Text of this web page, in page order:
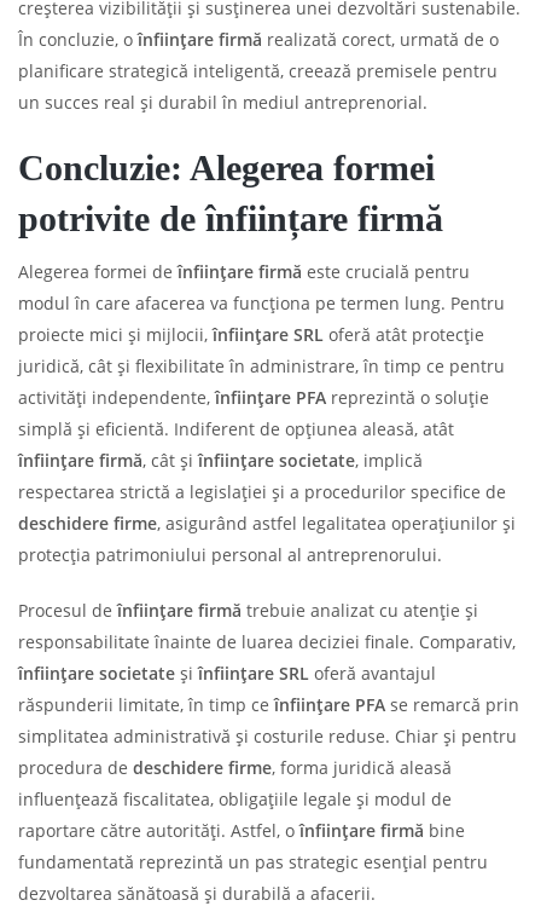
creșterea vizibilității și susținerea unei dezvoltări sustenabile.
În concluzie, oînființare firmă realizată corect, urmată de o
planificare strategică inteligentă, creează premisele pentru
un succes real și durabil în mediul antreprenorial.
Concluzie: Alegerea formei
potrivite de înființare firmă
Alegerea formei deînființare firmă este crucială pentru
modul în care afacerea va funcționa pe termen lung. Pentru
proiecte mici și mijlocii,înființare SRL oferă atât protecție
juridică, cât și flexibilitate în administrare, în timp ce pentru
activități independente,înființare PFA reprezintă o soluție
simplă și eficientă. Indiferent de opțiunea aleasă, atât
înființare firmă, cât șiînființare societate, implică
respectarea strictă a legislației și a procedurilor specifice de
deschidere firme, asigurând astfel legalitatea operațiunilor și
protecția patrimoniului personal al antreprenorului.
Procesul deînființare firmă trebuie analizat cu atenție și
responsabilitate înainte de luarea deciziei finale. Comparativ,
înființare societate șiînființare SRL oferă avantajul
răspunderii limitate, în timp ceînființare PFA se remarcă prin
simplitatea administrativă și costurile reduse. Chiar și pentru
procedura de deschidere firme, forma juridică aleasă
influențează fiscalitatea, obligațiile legale și modul de
raportare către autorități. Astfel, oînființare firmă bine
fundamentată reprezintă un pas strategic esențial pentru
dezvoltarea sănătoasă și durabilă a afacerii.